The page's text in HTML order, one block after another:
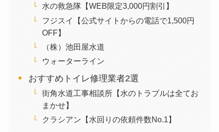
水の救急隊【WEB限定3,000円割引】
フジスイ【公式サイトからの電話で1,500円
OFF】
（株）池田屋水道
ウォーターライン
おすすめトイレ修理業者2選
街角水道工事相談所【水のトラブルは全てお
まかせ】
クラシアン【水回りの依頼件数No.1】